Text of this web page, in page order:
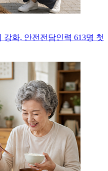
강화, 안전전담인력 613명 첫